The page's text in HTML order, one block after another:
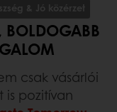
& Jó közérzet
BOLDOGABB
csak vásárlói
is pozitívan